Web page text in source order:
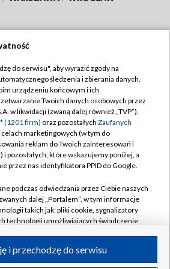
TVP
TVP
Cyfrowa
Regulamin TVP
prywatności
Moje zgody
Pomoc
Kontakt
Kanały
do serwisu", aby wyrazić zgody na
śledzenia i zbierania danych,
urządzeniu końcowym i ich
Twoich danych osobowych przez
w likwidacji (zwaną dalej również „TVP”),
(1201 firm) oraz pozostałych Zaufanych
celach marketingowych (w tym do
reklam do Twoich zainteresowań i
pozostałych, które wskazujemy poniżej, a
przez nas identyfikatora PPID do Google.
podczas odwiedzania przez Ciebie naszych
dalej „Portalem”, w tym informacje
takich jak: pliki cookie, sygnalizatory
technologii umożliwiających świadczenie
i przechodzę do serwisu